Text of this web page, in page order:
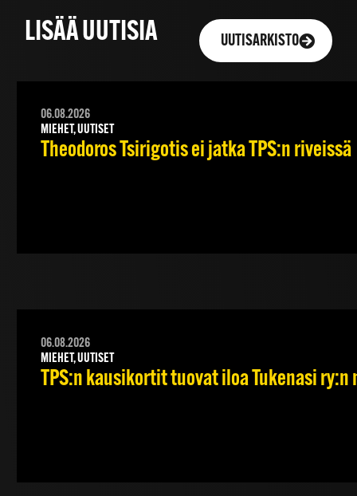
LISÄÄ UUTISIA UUTISARKISTO
06.08.2026
MIEHET, UUTISET
Theodoros Tsirigotis ei jatka TPS:n riveissä
06.08.2026
MIEHET, UUTISET
TPS:n kausikortit tuovat iloa Tukenasi